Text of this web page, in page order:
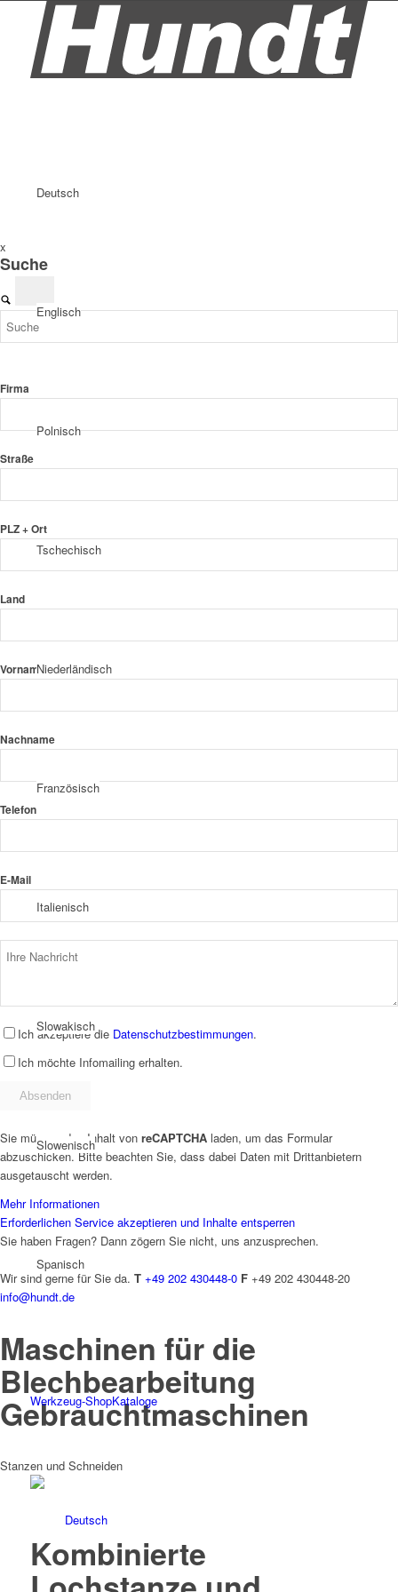
Deutsch
Englisch
Polnisch
Tschechisch
Niederländisch
Französisch
Italienisch
Slowakisch
Slowenisch
Spanisch
Werkzeug-ShopKataloge
Deutsch
x
Suche
Firma
Straße
PLZ + Ort
Land
Vorname
Nachname
Telefon
E-Mail
Ich akzeptiere die Datenschutzbestimmungen.
Ich möchte Infomailing erhalten.
Sie müssen den Inhalt von reCAPTCHA laden, um das Formular
abzuschicken. Bitte beachten Sie, dass dabei Daten mit Drittanbietern
ausgetauscht werden.
Mehr Informationen
Erforderlichen Service akzeptieren und Inhalte entsperren
Sie haben Fragen? Dann zögern Sie nicht, uns anzusprechen.
Wir sind gerne für Sie da. T +49 202 430448-0 F +49 202 430448-20
info@hundt.de
Maschinen für die
Blechbearbeitung
Gebrauchtmaschinen
Stanzen und Schneiden
Kombinierte